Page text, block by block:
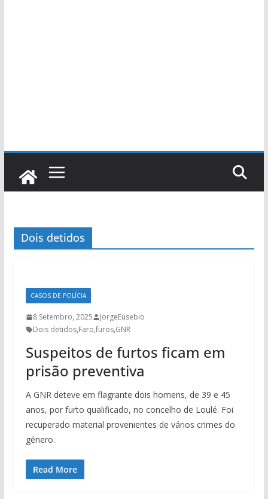
Dois detidos
CASOS DE POLÍCIA
8 Setembro, 2025
JorgeEusebio
Dois detidos,Faro,furos,GNR
Suspeitos de furtos ficam em
prisão preventiva
A GNR deteve em flagrante dois homens, de 39 e 45
anos, por furto qualificado, no concelho de Loulé. Foi
recuperado material provenientes de vários crimes do
género.
Read More